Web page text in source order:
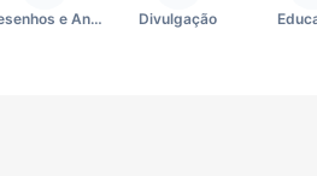
Desenhos e Animes Divulgação